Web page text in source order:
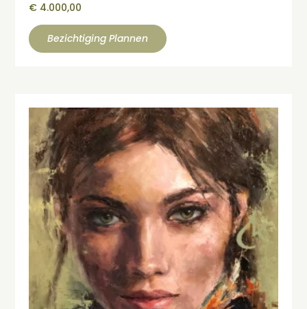
€ 4.000,00
Bezichtiging Plannen